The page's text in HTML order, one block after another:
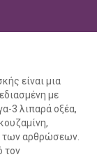
είναι μια
με
3 λιπαρά οξέα,
των αρθρώσεων.
τον